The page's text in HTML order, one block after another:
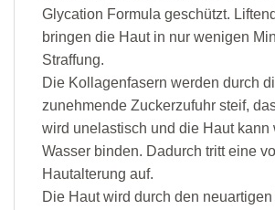
Glycation Formula geschützt.
bringen die Haut in nur wenigen
Straffung.
Die Kollagenfasern werden durch
zunehmende Zuckerzufuhr steif,
wird unelastisch und die Haut kann
Wasser binden. Dadurch tritt eine
Hautalterung auf.
Die Haut wird durch den